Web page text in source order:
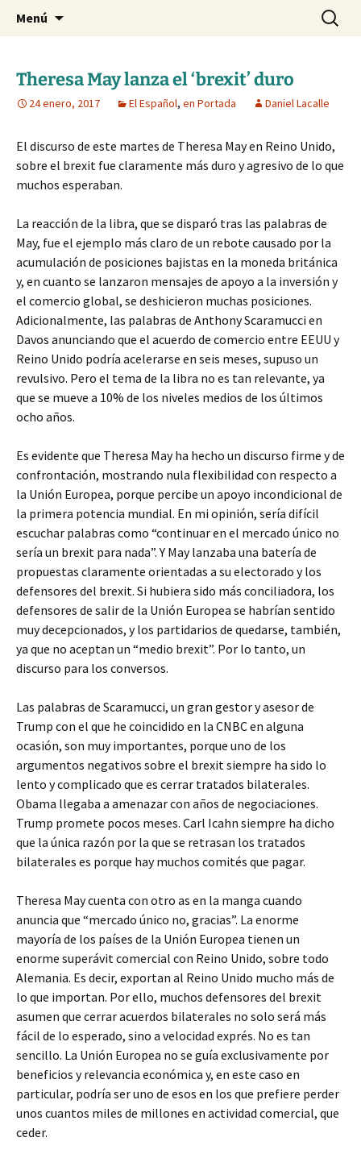
dlacalle.com
Blog de Daniel Lacalle
Menú Buscar:
Theresa May lanza el ‘brexit’ duro
24 enero, 2017 El Español, en Portada Daniel Lacalle
El discurso de este martes de Theresa May en Reino Unido,
sobre el brexit fue claramente más duro y agresivo de lo que
muchos esperaban.
La reacción de la libra, que se disparó tras las palabras de
May, fue el ejemplo más claro de un rebote causado por la
acumulación de posiciones bajistas en la moneda británica
y, en cuanto se lanzaron mensajes de apoyo a la inversión y
el comercio global, se deshicieron muchas posiciones.
Adicionalmente, las palabras de Anthony Scaramucci en
Davos anunciando que el acuerdo de comercio entre EEUU y
Reino Unido podría acelerarse en seis meses, supuso un
revulsivo. Pero el tema de la libra no es tan relevante, ya
que se mueve a 10% de los niveles medios de los últimos
ocho años.
Es evidente que Theresa May ha hecho un discurso firme y de
confrontación, mostrando nula flexibilidad con respecto a
la Unión Europea, porque percibe un apoyo incondicional de
la primera potencia mundial. En mi opinión, sería difícil
escuchar palabras como “continuar en el mercado único no
sería un brexit para nada”. Y May lanzaba una batería de
propuestas claramente orientadas a su electorado y los
defensores del brexit. Si hubiera sido más conciliadora, los
defensores de salir de la Unión Europea se habrían sentido
muy decepcionados, y los partidarios de quedarse, también,
ya que no aceptan un “medio brexit”. Por lo tanto, un
discurso para los conversos.
Las palabras de Scaramucci, un gran gestor y asesor de
Trump con el que he coincidido en la CNBC en alguna
ocasión, son muy importantes, porque uno de los
argumentos negativos sobre el brexit siempre ha sido lo
lento y complicado que es cerrar tratados bilaterales.
Obama llegaba a amenazar con años de negociaciones.
Trump promete pocos meses. Carl Icahn siempre ha dicho
que la única razón por la que se retrasan los tratados
bilaterales es porque hay muchos comités que pagar.
Theresa May cuenta con otro as en la manga cuando
anuncia que “mercado único no, gracias”. La enorme
mayoría de los países de la Unión Europea tienen un
enorme superávit comercial con Reino Unido, sobre todo
Alemania. Es decir, exportan al Reino Unido mucho más de
lo que importan. Por ello, muchos defensores del brexit
asumen que cerrar acuerdos bilaterales no solo será más
fácil de lo esperado, sino a velocidad exprés. No es tan
sencillo. La Unión Europea no se guía exclusivamente por
beneficios y relevancia económica y, en este caso en
particular, podría ser uno de esos en los que prefiere perder
unos cuantos miles de millones en actividad comercial, que
ceder.